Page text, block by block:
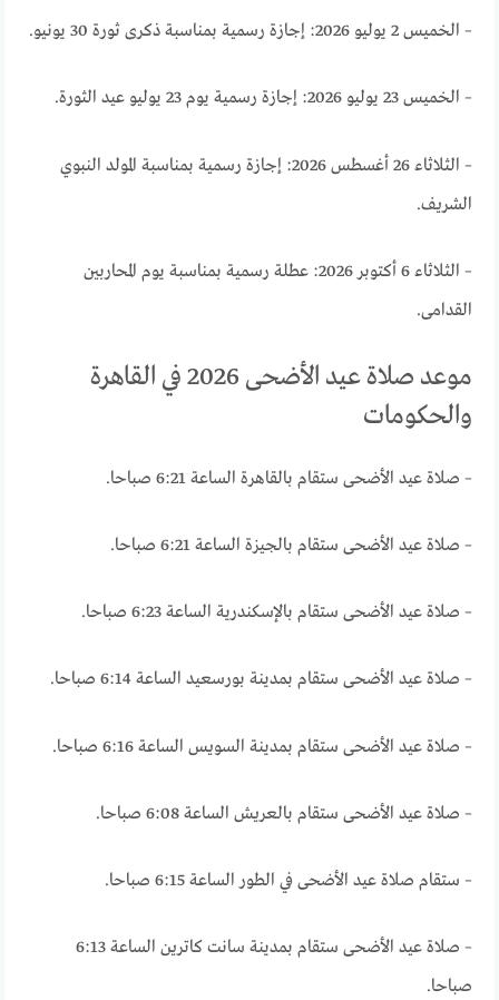
– الخميس 2 يوليو 2026: إجازة رسمية بمناسبة ذكرى ثورة 30 يونيو.
– الخميس 23 يوليو 2026: إجازة رسمية يوم 23 يوليو عيد الثورة.
– الثلاثاء 26 أغسطس 2026: إجازة رسمية بمناسبة المولد النبوي
الشريف.
– الثلاثاء 6 أكتوبر 2026: عطلة رسمية بمناسبة يوم المحاربين
القدامى.
موعد صلاة عيد الأضحى 2026 في القاهرة
والحكومات
– صلاة عيد الأضحى ستقام بالقاهرة الساعة 6:21 صباحا.
– صلاة عيد الأضحى ستقام بالجيزة الساعة 6:21 صباحا.
– صلاة عيد الأضحى ستقام بالإسكندرية الساعة 6:23 صباحا.
– صلاة عيد الأضحى ستقام بمدينة بورسعيد الساعة 6:14 صباحا.
– صلاة عيد الأضحى ستقام بمدينة السويس الساعة 6:16 صباحا.
– صلاة عيد الأضحى ستقام بالعريش الساعة 6:08 صباحا.
– ستقام صلاة عيد الأضحى في الطور الساعة 6:15 صباحا.
– صلاة عيد الأضحى ستقام بمدينة سانت كاترين الساعة 6:13
صباحا.